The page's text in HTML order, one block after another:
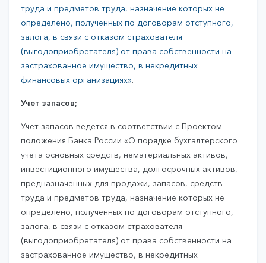
труда и предметов труда, назначение которых не
определено, полученных по договорам отступного,
залога, в связи с отказом страхователя
(выгодоприобретателя) от права собственности на
застрахованное имущество, в некредитных
финансовых организациях».
Учет запасов;
Учет запасов ведется в соответствии с Проектом
положения Банка России «О порядке бухгалтерского
учета основных средств, нематериальных активов,
инвестиционного имущества, долгосрочных активов,
предназначенных для продажи, запасов, средств
труда и предметов труда, назначение которых не
определено, полученных по договорам отступного,
залога, в связи с отказом страхователя
(выгодоприобретателя) от права собственности на
застрахованное имущество, в некредитных